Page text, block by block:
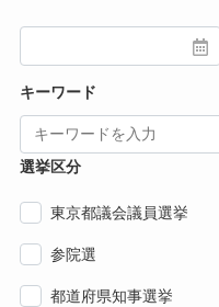
キーワード
選挙区分
東京都議会議員選挙
参院選
都道府県知事選挙